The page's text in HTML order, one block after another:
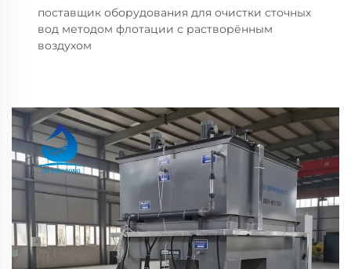
поставщик оборудования для очистки сточных
вод методом флотации с растворённым
воздухом